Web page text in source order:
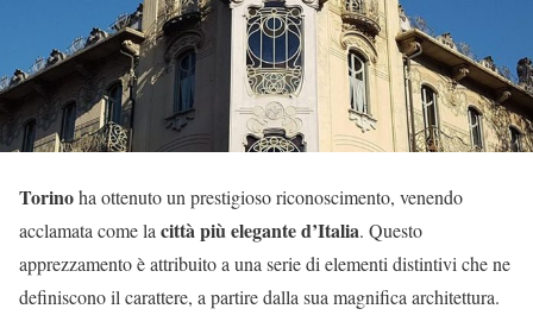
Torinoha ottenuto un prestigioso riconoscimento, venendo
acclamata come lacittà più elegante d’Italia. Questo
apprezzamento è attribuito a una serie di elementi distintivi che ne
definiscono il carattere, a partire dalla sua magnifica architettura.